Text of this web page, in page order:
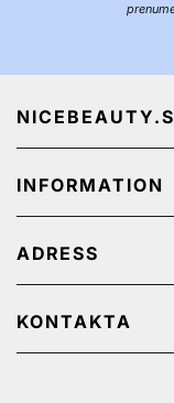
Om oss
Job
Spåra ditt paket
INFORMATION
Integritetspolicy
Köp &
Retur
ADRESS
Stærevej 2,
6705 Esbjerg,
KONTAKTA